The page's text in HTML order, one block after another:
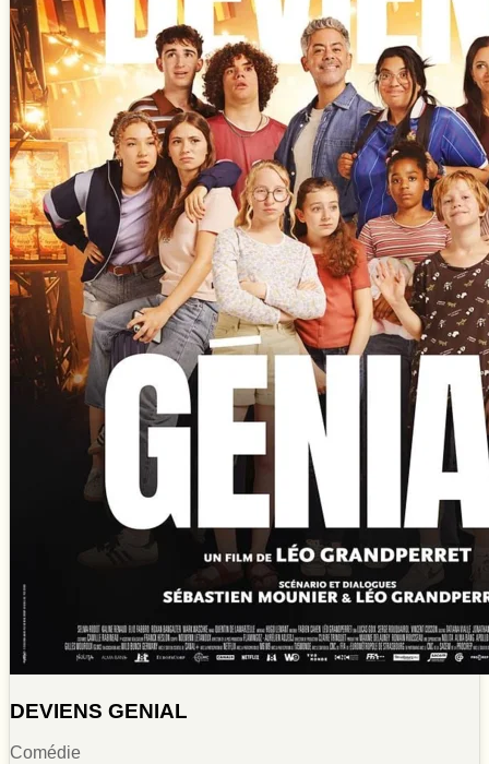
DEVIENS GENIAL
Comédie